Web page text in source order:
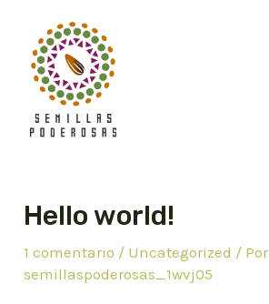
contenido
Hello world!
1 comentario / Uncategorized / Por
semillaspoderosas_1wvj05